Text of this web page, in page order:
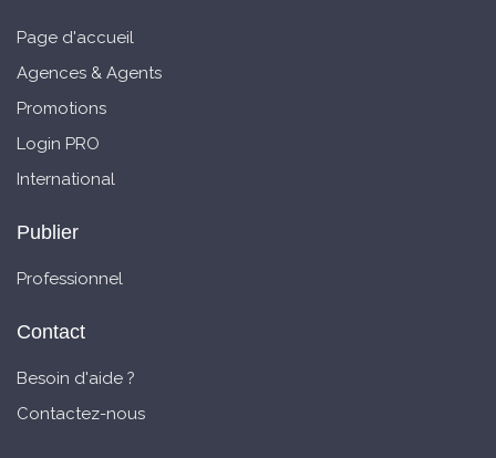
Page d'accueil
Agences & Agents
Promotions
Login PRO
International
Publier
Professionnel
Contact
Besoin d'aide ?
Contactez-nous